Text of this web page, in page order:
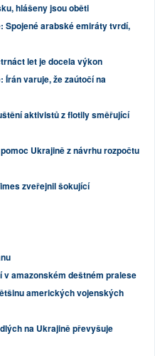
hlášeny jsou oběti
Spojené arabské emiráty tvrdí,
let je docela výkon
Írán varuje, že zaútočí na
aktivistů z flotily směřující
Ukrajině z návrhu rozpočtu
zveřejnil šokující
amazonském deštném pralese
amerických vojenských
na Ukrajině převyšuje